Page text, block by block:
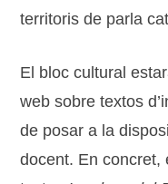
territoris de parla
El bloc cultural
web sobre textos
de posar a la
docent. En concret,